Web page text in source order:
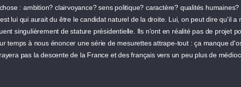
: ambition? clairvoyance? sens politique? caractère? qualités
lui qui aurait du être le candidat naturel de la droite. Lui, on peut dire qu'il
singulièrement de stature présidentielle. Ils n'ont en réalité pas de projet
temps à nous énoncer une série de mesurettes attrape-tout : ça manque
pas la descente de la France et des français vers un peu plus de